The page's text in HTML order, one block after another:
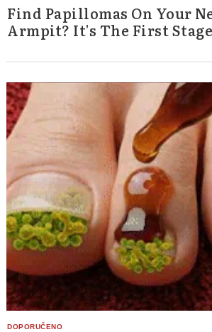
Find Papillomas On Your
Armpit? It's The First